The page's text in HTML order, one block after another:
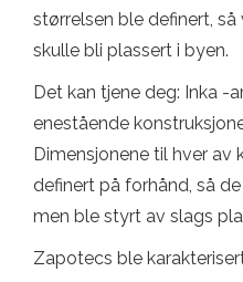
størrelsen ble definert,
skulle bli plassert i byen.
Det kan tjene deg: Inka -
enestående
Dimensjonene til hver av
definert på forhånd, så
men ble styrt av slags
Zapotecs ble